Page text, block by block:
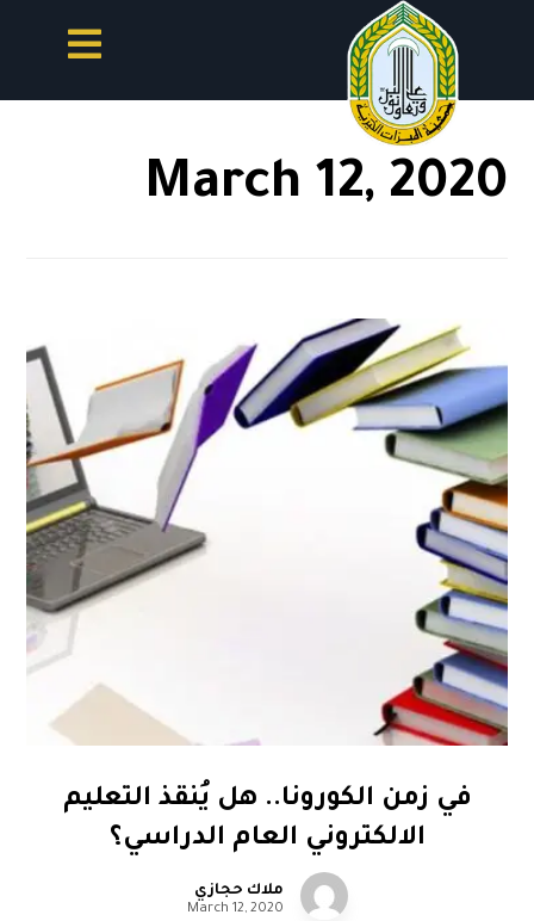
March 12, 2020
في زمن الكورونا.. هل يُنقذ التعليم
الالكتروني العام الدراسي؟
ملاك حجازي
March 12, 2020